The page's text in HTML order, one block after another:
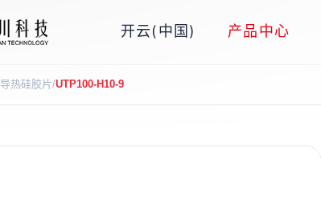
开云(中国) 产品中心
导热硅胶片/UTP100-H10-9